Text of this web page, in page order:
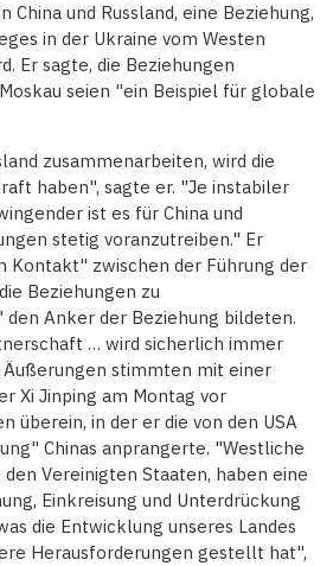
China und Russland, eine Beziehung,
in der Ukraine vom Westen
Er sagte, die Beziehungen
seien "ein Beispiel für globale
zusammenarbeiten, wird die
haben", sagte er. "Je instabiler
ist es für China und
stetig voranzutreiben." Er
Kontakt" zwischen der Führung der
Beziehungen zu
Anker der Beziehung bildeten.
… wird sicherlich immer
stimmten mit einer
Xi Jinping am Montag vor
überein, in der er die von den USA
Chinas anprangerte. "Westliche
Vereinigten Staaten, haben eine
Einkreisung und Unterdrückung
die Entwicklung unseres Landes
Herausforderungen gestellt hat",